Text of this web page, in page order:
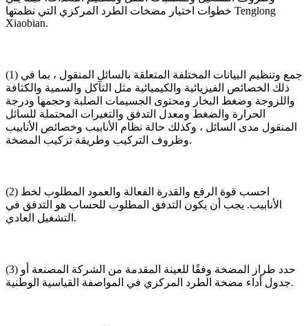
خطوات اختيار مضخات الطرد المركزي التي نظمتها Tenglong
Xiaobian.
(1) جمع وتنظيم البيانات المختلفة المتعلقة بالسائل المنقول ، بما في
ذلك الخصائص الفيزيائية والكيميائية مثل التآكل والسمية والكثافة
واللزوجة وضغط البخار ومحتوى الجسيمات الصلبة وحجمها ودرجة
الحرارة والضغط ومعدل التدفق والتغيرات المحتملة للسائل
المنقول مدى السائل ، وكذلك حالة نظام الأنابيب وخصائص الأنابيب
وظروف التركيب وطريقة تركيب المضخة.
(2) احسب قوة الرفع والقدرة الفعالة والعمود المطلوب لخط
الأنابيب. يجب أن يكون التدفق المطلوب للحساب هو التدفق في
التشغيل العادي.
(3) حدد طراز المضخة وفقًا للعينة المقدمة من الشركة المصنعة أو
جدول أداء مضخة الطرد المركزي في المواصفة القياسية الوطنية.